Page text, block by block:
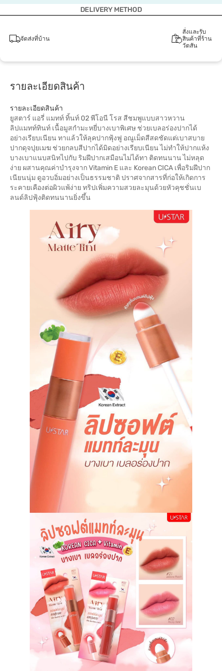
DELIVERY METHOD
จัดส่งที่บ้าน
สั่งและรับ
สินค้าที่ร้าน
วัตสัน
รายละเอียดสินค้า
รายละเอียดสินค้า
ยูสตาร์ แอรี่ แมทท์ ทิ้นท์ 02 พีโอนี โรส สีชมพูแบบสาวหวาน
ลิปแมทท์ทินท์ เนื้อมูสกำมะหยี่บางเบาพิเศษ ช่วยเบลอร่องปากได้
อย่างเรียบเนียน ทาแล้วให้ลุคปากฟุ้งฟู อณูเม็ดสีสดชัดแต่เบาสบาย
ปากดุจปุยเมฆ ช่วยกลบสีปากได้มิดอย่างเรียบเนียน ไม่ทำให้ปากแห้ง
บางเบาแนบสนิทไปกับ ริมฝีปากเสมือนไม่ได้ทา ติดทนนาน ไม่หลุด
ง่าย ผสานคุณค่าบำรุงจาก Vitamin E และ Korean CICA เพื่อริมฝีปาก
เนียนนุ่ม ดูอวบอิ่มอย่างเป็นธรรมชาติ ปราศจากสารที่ก่อให้เกิดการ
ระคายเคืองต่อผิวแพ้ง่าย ทริปเพิ่มความสวยละมุนด้วยหัวคุชชั่นเบ
ลนด์ลิปฟุ้งติดทนนานยิ่งขึ้น